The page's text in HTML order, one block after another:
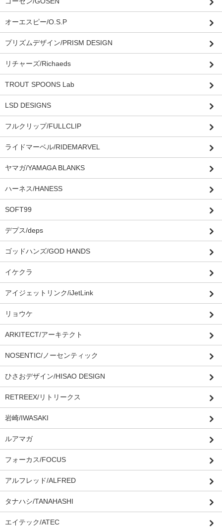
オーエスピー/O.S.P
プリズムデザイン/PRISM DESIGN
リチャーズ/Richaeds
TROUT SPOONS Lab
LSD DESIGNS
フルクリップ/FULLCLIP
ライドマーベル/RIDEMARVEL
ヤマガ/YAMAGA BLANKS
ハーネス/HANESS
SOFT99
デプス/deps
ゴッドハンズ/GOD HANDS
イケクラ
アイジェットリンク/iJetLink
リョウケ
ARKITECT/アーキテクト
NOSENTIC/ノーセンティック
ひさおデザイン/HISAO DESIGN
RETREEX/リトリークス
岩崎/IWASAKI
ルアマガ
フォーカス/FOCUS
アルフレッド/ALFRED
タナハシ/TANAHASHI
エイテック/ATEC